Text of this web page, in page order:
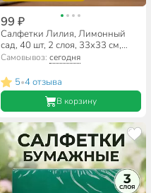
99 ₽
Салфетки Лилия, Лимонный
сад, 40 шт, 2 слоя, 33х33 см,
2678
Самовывоз: сегодня
5•4 отзыва
В корзину